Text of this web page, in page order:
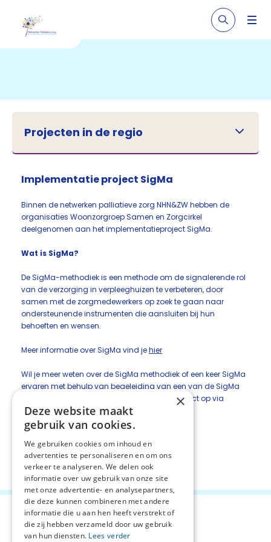
Projecten in de regio
Implementatie project SigMa
Binnen de netwerken palliatieve zorg NHN&ZW hebben de
organisaties Woonzorgroep Samen en Zorgcirkel
deelgenomen aan het implementatieproject SigMa.
Wat is SigMa?
De SigMa-methodiek is een methode om de signalerende rol
van de verzorging in verpleeghuizen te verbeteren, door
samen met de zorgmedewerkers op zoek te gaan naar
ondersteunende instrumenten die aansluiten bij hun
behoeften en wensen.
Meer informatie over SigMa vind jehier
Wil je meer weten over de SigMa methodiek of een keer SigMa
ervaren met behulp van begeleiding van een van de SigMa
ambassadeurs uit de regio? Neem dan contact op via
palliatievezorg@zonh.nl
Deel deze pagina:
×
Deze website maakt
gebruik van cookies.
We gebruiken cookies om inhoud en
advertenties te personaliseren en om ons
verkeer te analyseren. We delen ook
informatie over uw gebruik van onze site
met onze advertentie- en analysepartners,
die deze kunnen combineren met andere
informatie die u aan hen heeft verstrekt of
die zij hebben verzameld door uw gebruik
van hun diensten. Lees verder